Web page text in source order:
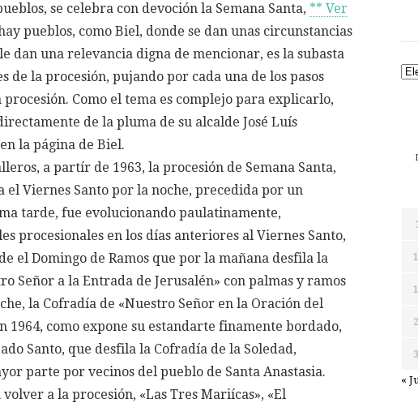
se celebra con devoción la Semana Santa, ** Ver
pueblos, como Biel, donde se dan unas circunstancias
dan una relevancia digna de mencionar, es la subasta
de la procesión, pujando por cada una de los pasos
Como el tema es complejo para explicarlo,
de la pluma de su alcalde José Luís
en la página de Biel.
a partír de 1963, la procesión de Semana Santa,
el Viernes Santo por la noche, precedida por un
tarde, fue evolucionando paulatinamente,
procesionales en los días anteriores al Viernes Santo,
el Domingo de Ramos que por la mañana desfila la
Señor a la Entrada de Jerusalén» con palmas y ramos
la Cofradía de «Nuestro Señor en la Oración del
1964, como expone su estandarte finamente bordado,
Santo, que desfila la Cofradía de la Soledad,
parte por vecinos del pueblo de Santa Anastasia.
a la procesión, «Las Tres Mariícas», «El
«